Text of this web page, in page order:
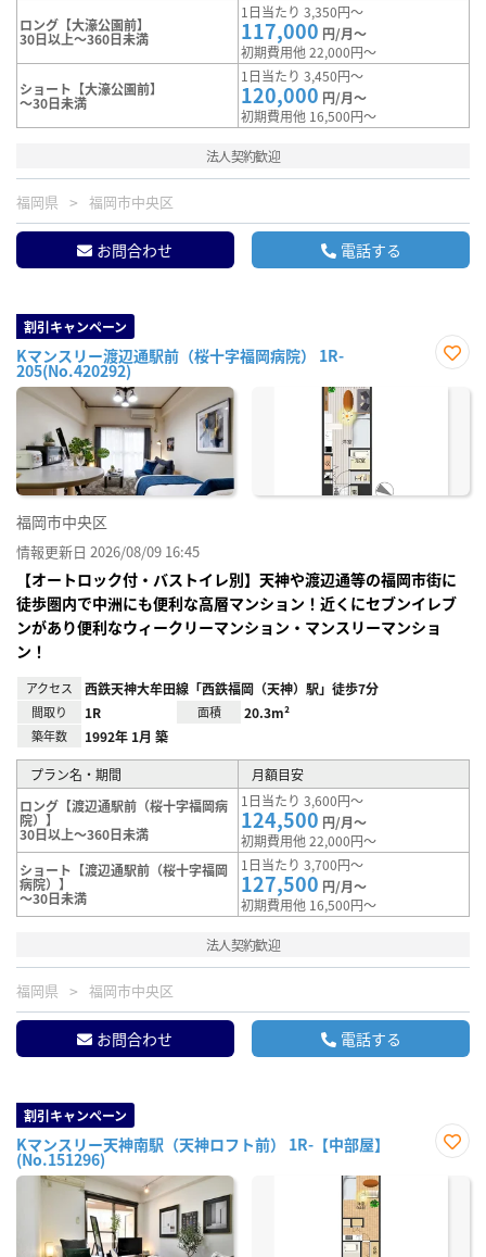
ロング【大濠公園前】
30日以上～360日未満
1日当たり 3,350円～
117,000 円/月～
初期費用他 22,000円～
ショート【大濠公園前】
～30日未満
1日当たり 3,450円～
120,000 円/月～
初期費用他 16,500円～
法人契約歓迎
福岡県 福岡市中央区
お問合わせ 電話する
割引キャンペーン
Kマンスリー渡辺通駅前（桜十字福岡病院） 1R-
205(No.420292)
に入
福岡市中央区
情報更新日 2026/08/09 16:45
【オートロック付・バストイレ別】天神や渡辺通等の福岡市街に
徒歩圏内で中洲にも便利な高層マンション！近くにセブンイレブ
ンがあり便利なウィークリーマンション・マンスリーマンショ
ン！
アクセス 西鉄天神大牟田線「西鉄福岡（天神）駅」徒歩7分
間取り 1R 面積 20.3m²
築年数 1992年 1月 築
プラン名・期間
月額目安
ロング【渡辺通駅前（桜十字福岡病
院）】
30日以上～360日未満
1日当たり 3,600円～
124,500 円/月～
初期費用他 22,000円～
ショート【渡辺通駅前（桜十字福岡
病院）】
～30日未満
1日当たり 3,700円～
127,500 円/月～
初期費用他 16,500円～
法人契約歓迎
福岡県 福岡市中央区
お問合わせ 電話する
割引キャンペーン
Kマンスリー天神南駅（天神ロフト前） 1R-【中部屋】
(No.151296)
に入